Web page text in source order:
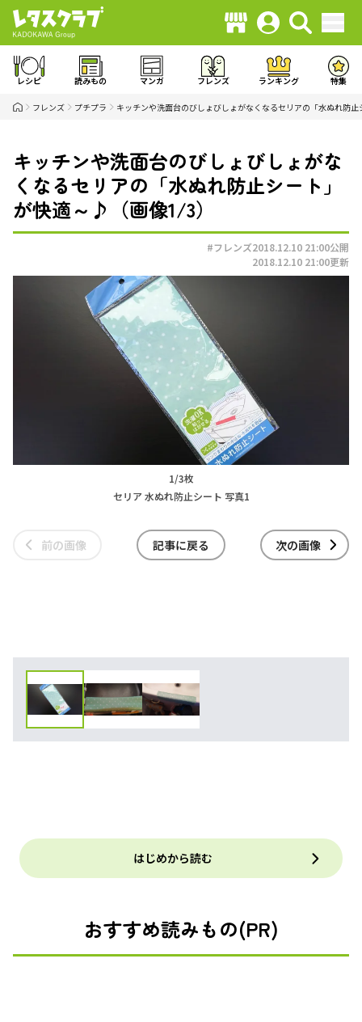
レシピ 読みもの マンガ フレンズ ランキング 特集
フレンズ プチプラ キッチンや洗面台のびしょびしょがなくなるセリアの「水ぬれ防
キッチンや洗面台のびしょびしょがな
くなるセリアの「水ぬれ防止シート」
が快適～♪（画像1/3）
#フレンズ2018.12.10 21:00公開
2018.12.10 21:00更新
1/3枚
セリア 水ぬれ防止シート 写真1
前の画像 記事に戻る 次の画像
はじめから読む
おすすめ読みもの(PR)